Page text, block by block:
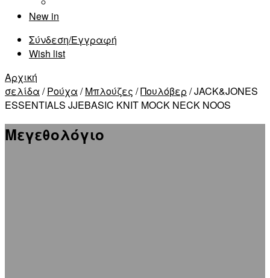
New in
Σύνδεση/Εγγραφή
Wish list
Αρχική
σελίδα /Ρούχα /Μπλούζες /Πουλόβερ / JACK&JONES
ESSENTIALS JJEBASIC KNIT MOCK NECK NOOS
Μεγεθολόγιο